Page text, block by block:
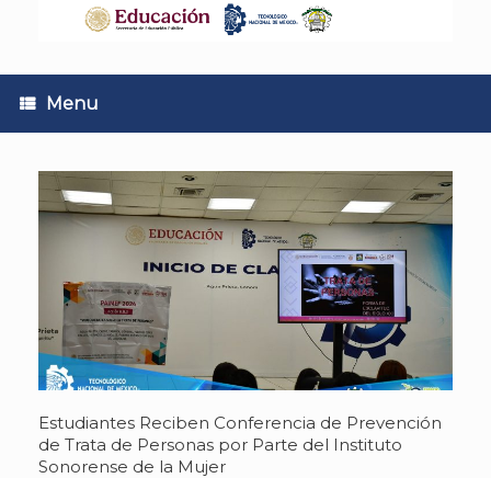
Menu
Estudiantes Reciben Conferencia de Prevención
de Trata de Personas por Parte del Instituto
Sonorense de la Mujer